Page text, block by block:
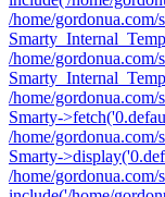
/home/
/home/gordonua.com/
/home/gordonua.com/
Smarty-
/home/gordonua.com/
Smarty-
/home/gordonua.com/